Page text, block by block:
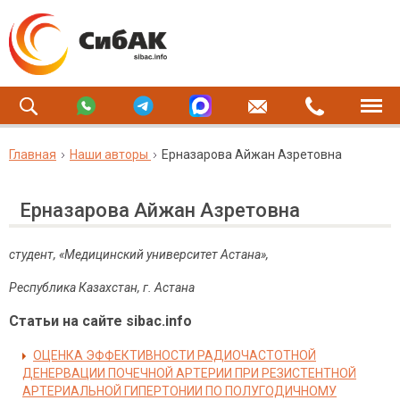
Главная Наши авторы Ерназарова Айжан Азретовна
Ерназарова Айжан Азретовна
студент, «Медицинский университет Астана»,
Республика Казахстан, г. Астана
Статьи на сайте sibac.info
ОЦЕНКА ЭФФЕКТИВНОСТИ РАДИОЧАСТОТНОЙ
ДЕНЕРВАЦИИ ПОЧЕЧНОЙ АРТЕРИИ ПРИ РЕЗИСТЕНТНОЙ
АРТЕРИАЛЬНОЙ ГИПЕРТОНИИ ПО ПОЛУГОДИЧНОМУ